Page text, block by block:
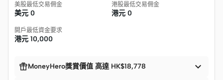
美股最低交易佣金
美元 0
港股最低交易佣金
港元 0
開戶最低資金要求
港元 10,000
MoneyHero獎賞價值 高達 HK$18,778 